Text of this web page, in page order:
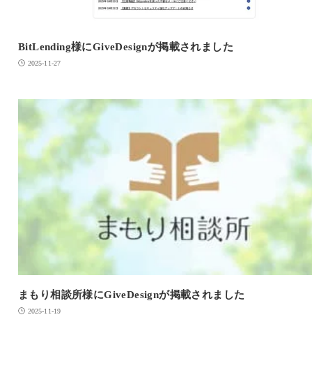
BitLending様にGiveDesignが掲載されました
2025-11-27
まもり相談所様にGiveDesignが掲載されました
2025-11-19